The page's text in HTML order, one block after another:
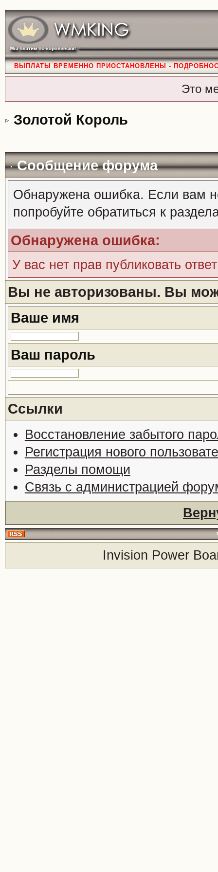
ВЫПЛАТЫ ВРЕМЕННО ПРИОСТАНОВЛЕНЫ -
Это
Золотой Король
Сообщение форума
Обнаружена ошибка. Если вам
попробуйте обратиться к
Обнаружена ошибка:
У вас нет прав публиковать
Вы не авторизованы. Вы
Ваше имя
Ваш пароль
Ссылки
Восстановление забытого
Регистрация нового
Разделы помощи
Связь с администрацией
Invision Power